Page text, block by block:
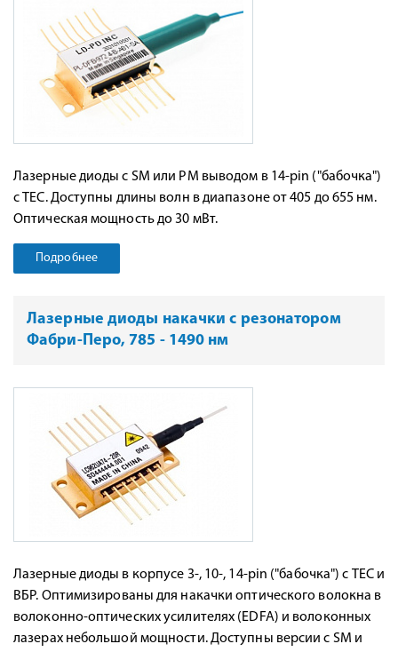
Лазерные диоды с SM или PM выводом в 14-pin ("бабочка")
с TEC. Доступны длины волн в диапазоне от 405 до 655 нм.
Оптическая мощность до 30 мВт.
Подробнее
Лазерные диоды накачки с резонатором
Фабри-Перо, 785 - 1490 нм
Лазерные диоды в корпусе 3-, 10-, 14-pin ("бабочка") с TEC и
ВБР. Оптимизированы для накачки оптического волокна в
волоконно-оптических усилителях (EDFA) и волоконных
лазерах небольшой мощности. Доступны версии с SM и